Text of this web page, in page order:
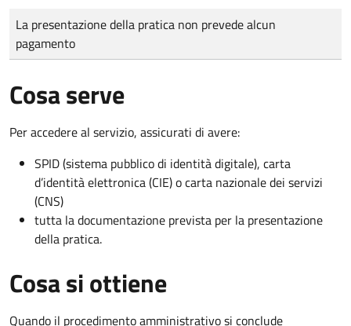
Tipo di pagamento
Importo
La presentazione della pratica non prevede alcun
pagamento
Cosa serve
Per accedere al servizio, assicurati di avere:
SPID (sistema pubblico di identità digitale), carta
d’identità elettronica (CIE) o carta nazionale dei servizi
(CNS)
tutta la documentazione prevista per la presentazione
della pratica.
Cosa si ottiene
Quando il procedimento amministrativo si conclude